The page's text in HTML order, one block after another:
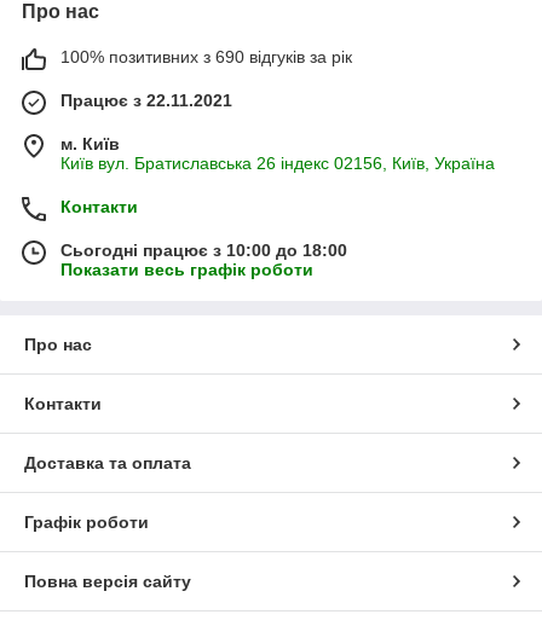
Про нас
100% позитивних з 690 відгуків за рік
Працює з 22.11.2021
м. Київ
Київ вул. Братиславська 26 індекс 02156, Київ, Україна
Контакти
Сьогодні працює з 10:00 до 18:00
Показати весь графік роботи
Про нас
Контакти
Доставка та оплата
Графік роботи
Повна версія сайту